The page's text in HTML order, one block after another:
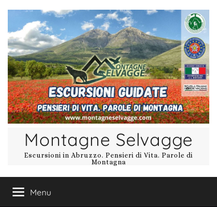
contenuto
Montagne Selvagge
Escursioni in Abruzzo. Pensieri di Vita. Parole di
Montagna
Menu